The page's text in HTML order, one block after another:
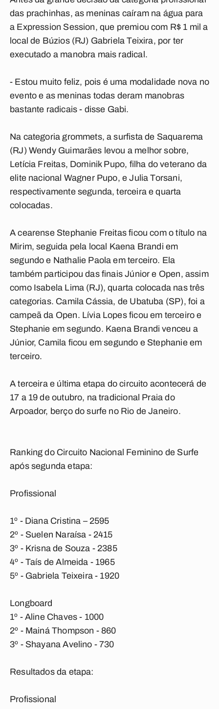
das prachinhas, as meninas caíram na água para
a Expression Session, que premiou com R$ 1 mil a
local de Búzios (RJ) Gabriela Teixira, por ter
executado a manobra mais radical.
- Estou muito feliz, pois é uma modalidade nova no
evento e as meninas todas deram manobras
bastante radicais - disse Gabi.
Na categoria grommets, a surfista de Saquarema
(RJ) Wendy Guimarães levou a melhor sobre,
Letícia Freitas, Dominik Pupo, filha do veterano da
elite nacional Wagner Pupo, e Julia Torsani,
respectivamente segunda, terceira e quarta
colocadas.
A cearense Stephanie Freitas ficou com o título na
Mirim, seguida pela local Kaena Brandi em
segundo e Nathalie Paola em terceiro. Ela
também participou das finais Júnior e Open, assim
como Isabela Lima (RJ), quarta colocada nas três
categorias. Camila Cássia, de Ubatuba (SP), foi a
campeã da Open. Lívia Lopes ficou em terceiro e
Stephanie em segundo. Kaena Brandi venceu a
Júnior, Camila ficou em segundo e Stephanie em
terceiro.
A terceira e última etapa do circuito acontecerá de
17 a 19 de outubro, na tradicional Praia do
Arpoador, berço do surfe no Rio de Janeiro.
Ranking do Circuito Nacional Feminino de Surfe
após segunda etapa:
Profissional
1º - Diana Cristina – 2595
2º - Suelen Naraísa - 2415
3º - Krisna de Souza - 2385
4º - Taís de Almeida - 1965
5º - Gabriela Teixeira - 1920
Longboard
1º - Aline Chaves - 1000
2º - Mainá Thompson - 860
3º - Shayana Avelino - 730
Resultados da etapa:
Profissional